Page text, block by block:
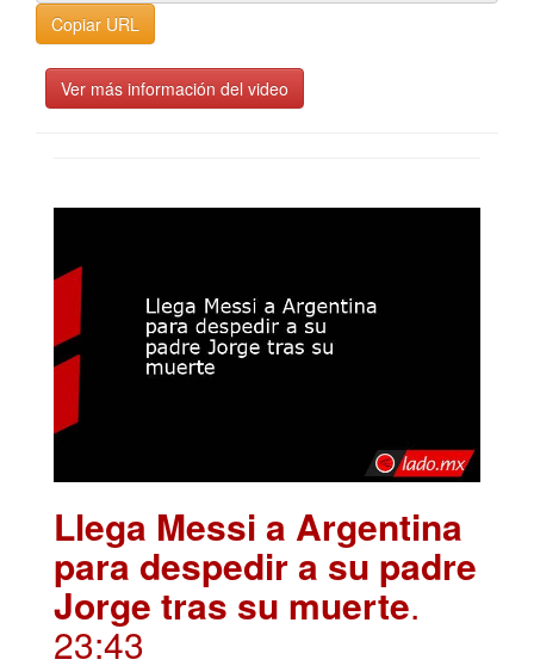
Copiar URL
Ver más información del video
Llega Messi a Argentina
para despedir a su padre
Jorge tras su muerte.
23:43